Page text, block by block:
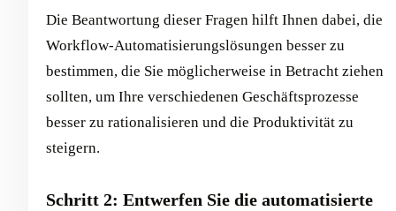
Die Beantwortung dieser Fragen hilft Ihnen dabei, die
Workflow-Automatisierungslösungen besser zu
bestimmen, die Sie möglicherweise in Betracht ziehen
sollten, um Ihre verschiedenen Geschäftsprozesse
besser zu rationalisieren und die Produktivität zu
steigern.
Schritt 2: Entwerfen Sie die automatisierte